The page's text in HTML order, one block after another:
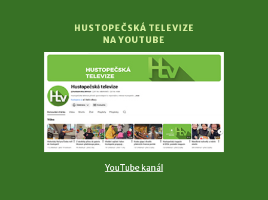
HUSTOPEČSKÁ TELEVIZE
NA YOUTUBE
YouTube kanál